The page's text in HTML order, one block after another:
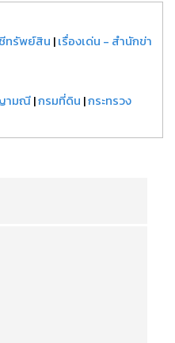
รัพย์สิน |เรื่องเด่น - สำนักข่า
ามณี|กรมที่ดิน |กระทรวง